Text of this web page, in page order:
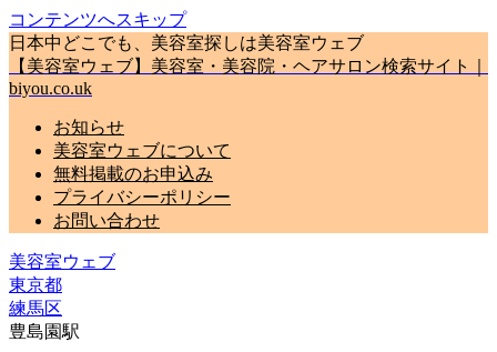
コンテンツへスキップ
日本中どこでも、美容室探しは美容室ウェブ
【美容室ウェブ】美容室・美容院・ヘアサロン検索サイト｜
biyou.co.uk
お知らせ
美容室ウェブについて
無料掲載のお申込み
プライバシーポリシー
お問い合わせ
美容室ウェブ
東京都
練馬区
豊島園駅